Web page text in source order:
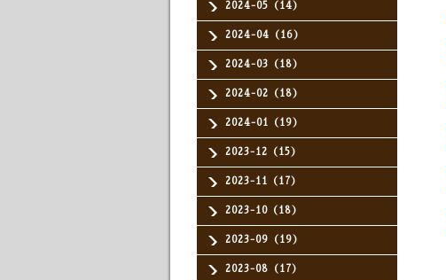
2024-05（14）
2024-04（16）
2024-03（18）
2024-02（18）
2024-01（19）
2023-12（15）
2023-11（17）
2023-10（18）
2023-09（19）
2023-08（17）